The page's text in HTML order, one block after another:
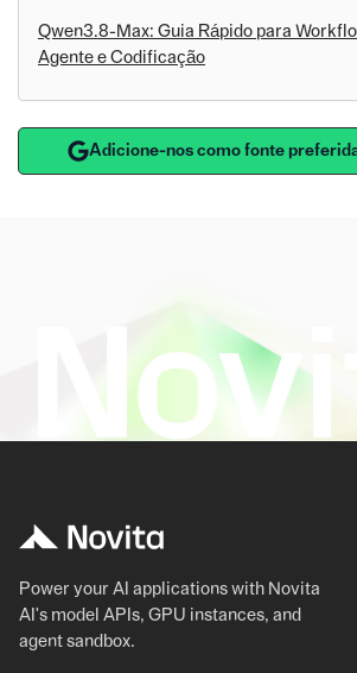
Qwen3.8-Max: Guia Rápido para
Agente e Codificação
Adicione-nos como fonte
Power your AI applications with Novita
AI's model APIs, GPU instances, and
agent sandbox.